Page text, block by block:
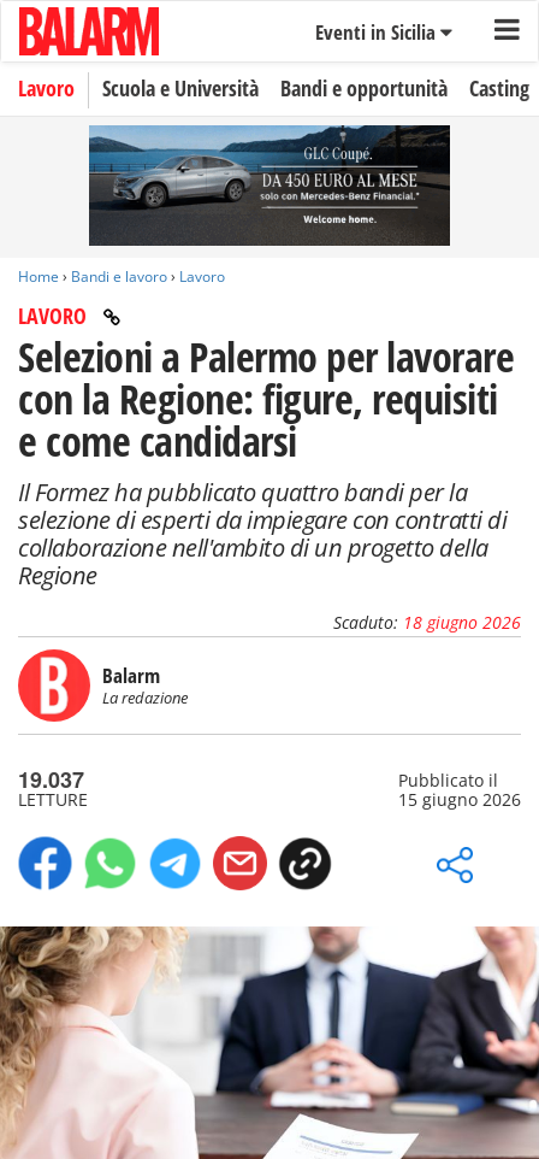
Eventi in Sicilia
Lavoro Scuola e Università Bandi e opportunità Casting
Home › Bandi e lavoro› Lavoro
LAVORO
Selezioni a Palermo per lavorare
con la Regione: figure, requisiti
e come candidarsi
Il Formez ha pubblicato quattro bandi per la
selezione di esperti da impiegare con contratti di
collaborazione nell'ambito di un progetto della
Regione
Scaduto: 18 giugno 2026
Balarm
La redazione
19.037
LETTURE
Pubblicato il
15 giugno 2026